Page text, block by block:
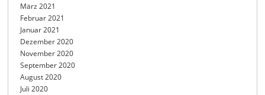
März 2021
Februar 2021
Januar 2021
Dezember 2020
November 2020
September 2020
August 2020
Juli 2020